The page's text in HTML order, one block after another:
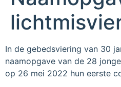
In de gebedsviering van 30
naamopgave van de 28
op 26 mei 2022 hun eerste